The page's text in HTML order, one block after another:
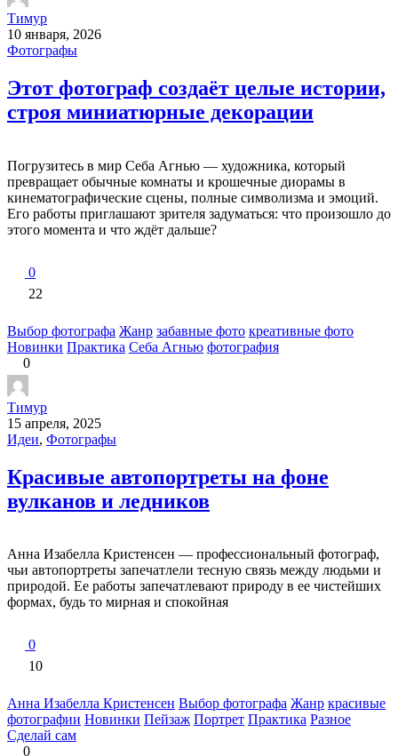
Тимур
10 января, 2026
Фотографы
Этот фотограф создаёт целые истории,
строя миниатюрные декорации
Погрузитесь в мир Себа Агнью — художника, который
превращает обычные комнаты и крошечные диорамы в
кинематографические сцены, полные символизма и эмоций.
Его работы приглашают зрителя задуматься: что произошло до
этого момента и что ждёт дальше?
0
22
Выбор фотографа Жанр забавные фото креативные фото
Новинки Практика Себа Агнью фотография
0
Тимур
15 апреля, 2025
Идеи, Фотографы
Красивые автопортреты на фоне
вулканов и ледников
Анна Изабелла Кристенсен — профессиональный фотограф,
чьи автопортреты запечатлели тесную связь между людьми и
природой. Ее работы запечатлевают природу в ее чистейших
формах, будь то мирная и спокойная
0
10
Анна Изабелла Кристенсен Выбор фотографа Жанр красивые
фотографии Новинки Пейзаж Портрет Практика Разное
Сделай сам
0